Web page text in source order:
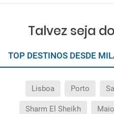
Talvez seja
TOP DESTINOS DESDE
Lisboa Porto Sal
Sharm El Sheikh